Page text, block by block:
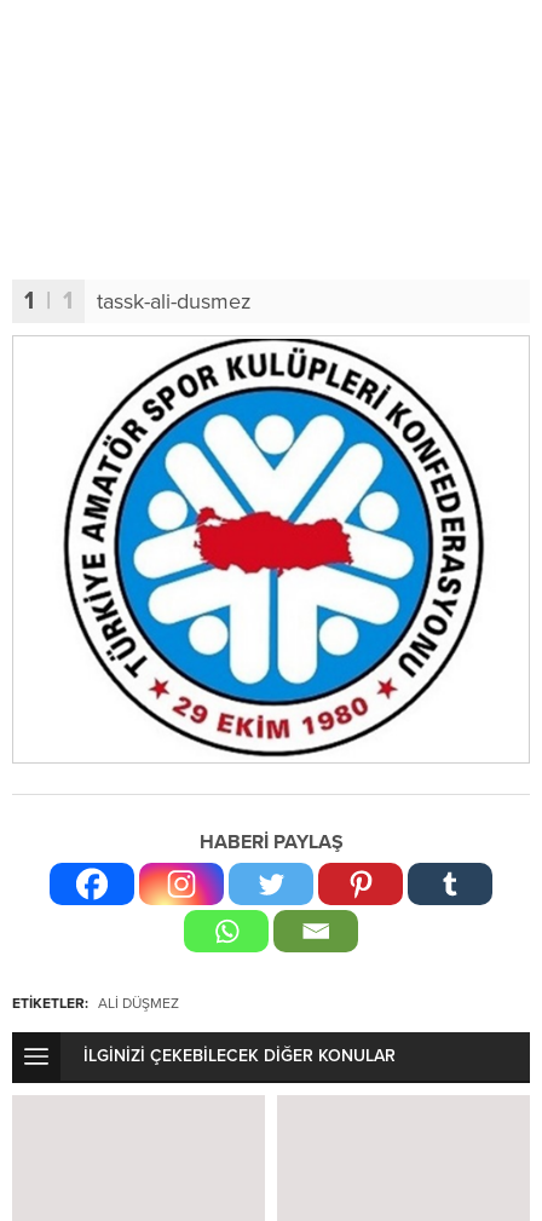
1 | 1 tassk-ali-dusmez
HABERİ PAYLAŞ
ETİKETLER: ALI DÜŞMEZ
İLGİNİZİ ÇEKEBİLECEK DİĞER KONULAR